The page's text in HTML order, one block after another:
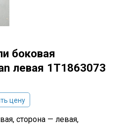
боковая
левая 1T1863073
цену
сторона — левая,